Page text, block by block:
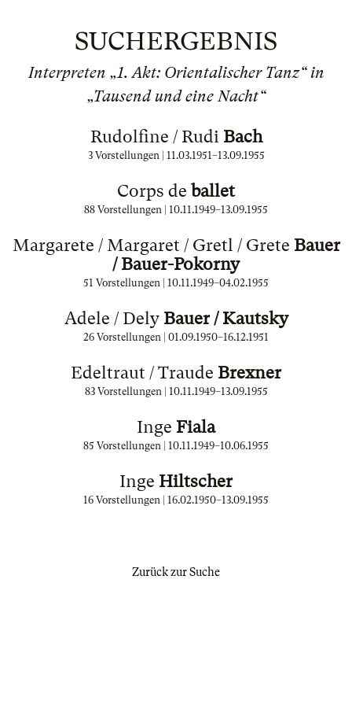
SUCHERGEBNIS
Interpreten „1. Akt: Orientalischer Tanz“ in
„Tausend und eine Nacht“
Rudolfine / Rudi Bach
3 Vorstellungen | 11.03.1951–13.09.1955
Corps de ballet
88 Vorstellungen | 10.11.1949–13.09.1955
Margarete / Margaret / Gretl / Grete Bauer
/ Bauer-Pokorny
51 Vorstellungen | 10.11.1949–04.02.1955
Adele / Dely Bauer / Kautsky
26 Vorstellungen | 01.09.1950–16.12.1951
Edeltraut / Traude Brexner
83 Vorstellungen | 10.11.1949–13.09.1955
Inge Fiala
85 Vorstellungen | 10.11.1949–10.06.1955
Inge Hiltscher
16 Vorstellungen | 16.02.1950–13.09.1955
Zurück zur Suche